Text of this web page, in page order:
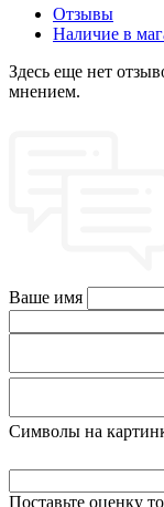
Отзывы
Наличие в
Здесь еще нет
мнением.
Ваше имя
Символы на
Поставьте оценку